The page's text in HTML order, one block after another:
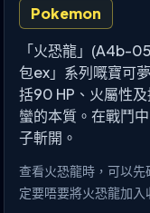
Pokemon
「火恐龍」(A4b-
包ex」系列嘅寶可
括90 HP、火屬性
蠻的本質。在戰鬥
子斬開。
查看火恐龍時，可以
定要唔要將火恐龍加入